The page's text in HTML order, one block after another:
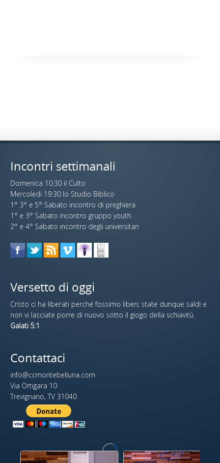
Incontri settimanali
Domenica 10:30 il Culto
Mercoledi 19:30 lo Studio Biblico
1° 3° e 5° Sabato incontro di preghiera
1° e 3° Sabato incontro gruppo youth
2° e 4° Sabato incontro degli universitari
Versetto di oggi
Cristo ci ha liberati perché fossimo liberi; state dunque saldi e
non vi lasciate porre di nuovo sotto il giogo della schiavitù.
Galati 5:1
Contattaci
info@ccmontebelluna.com
Via Ortigara 10
Trevignano, TV 31040